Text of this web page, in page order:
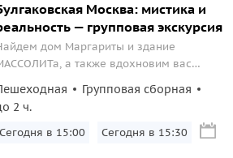
Москва: мистика и
— групповая экскурсия
дом Маргариты и здание
а также вдохновим вас
Групповая сборная
2 ч.
Сегодня в 15:00 Сегодня в 15:30